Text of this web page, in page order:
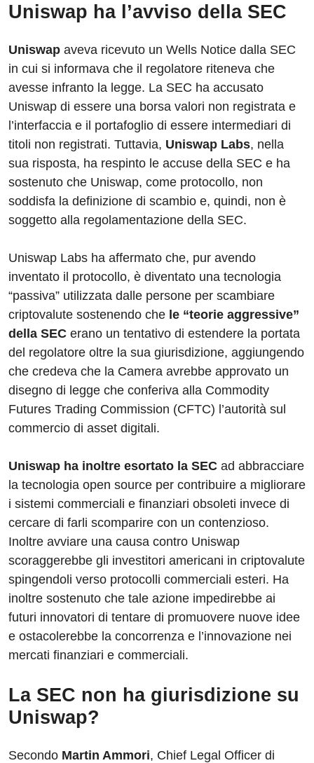
Uniswap ha l’avviso della SEC
Uniswap aveva ricevuto un Wells Notice dalla SEC
in cui si informava che il regolatore riteneva che
avesse infranto la legge. La SEC ha accusato
Uniswap di essere una borsa valori non registrata e
l’interfaccia e il portafoglio di essere intermediari di
titoli non registrati. Tuttavia, Uniswap Labs, nella
sua risposta, ha respinto le accuse della SEC e ha
sostenuto che Uniswap, come protocollo, non
soddisfa la definizione di scambio e, quindi, non è
soggetto alla regolamentazione della SEC.
Uniswap Labs ha affermato che, pur avendo
inventato il protocollo, è diventato una tecnologia
“passiva” utilizzata dalle persone per scambiare
criptovalute sostenendo che le “teorie aggressive”
della SEC erano un tentativo di estendere la portata
del regolatore oltre la sua giurisdizione, aggiungendo
che credeva che la Camera avrebbe approvato un
disegno di legge che conferiva alla Commodity
Futures Trading Commission (CFTC) l’autorità sul
commercio di asset digitali.
Uniswap ha inoltre esortato la SEC ad abbracciare
la tecnologia open source per contribuire a migliorare
i sistemi commerciali e finanziari obsoleti invece di
cercare di farli scomparire con un contenzioso.
Inoltre avviare una causa contro Uniswap
scoraggerebbe gli investitori americani in criptovalute
spingendoli verso protocolli commerciali esteri. Ha
inoltre sostenuto che tale azione impedirebbe ai
futuri innovatori di tentare di promuovere nuove idee
e ostacolerebbe la concorrenza e l’innovazione nei
mercati finanziari e commerciali.
La SEC non ha giurisdizione su
Uniswap?
Secondo Martin Ammori, Chief Legal Officer di